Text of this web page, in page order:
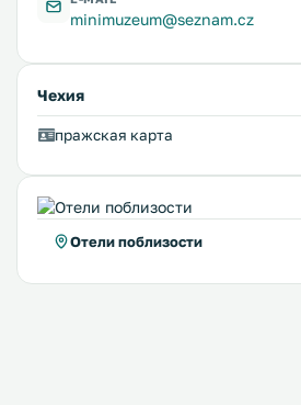
minimuzeum@seznam.cz
Чехия
пражская карта
Отели поблизости